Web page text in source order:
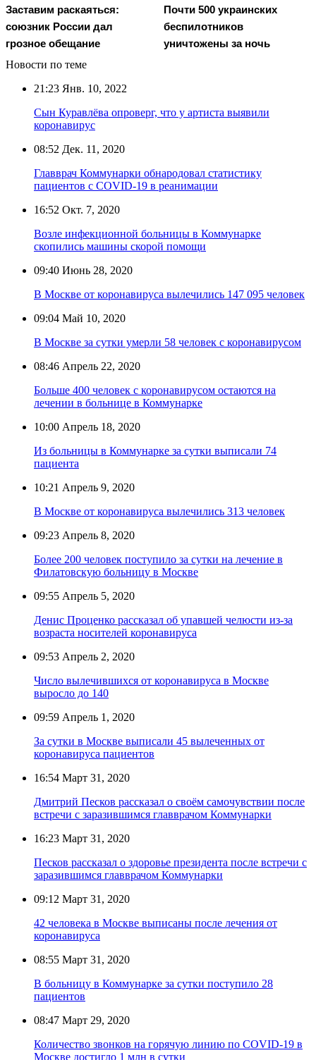
Заставим раскаяться:
союзник России дал
грозное обещание
Почти 500 украинских
беспилотников
уничтожены за ночь
Новости по теме
21:23 Янв. 10, 2022
Сын Куравлёва опроверг, что у артиста выявили
коронавирус
08:52 Дек. 11, 2020
Главврач Коммунарки обнародовал статистику
пациентов с COVID-19 в реанимации
16:52 Окт. 7, 2020
Возле инфекционной больницы в Коммунарке
скопились машины скорой помощи
09:40 Июнь 28, 2020
В Москве от коронавируса вылечились 147 095 человек
09:04 Май 10, 2020
В Москве за сутки умерли 58 человек с коронавирусом
08:46 Апрель 22, 2020
Больше 400 человек с коронавирусом остаются на
лечении в больнице в Коммунарке
10:00 Апрель 18, 2020
Из больницы в Коммунарке за сутки выписали 74
пациента
10:21 Апрель 9, 2020
В Москве от коронавируса вылечились 313 человек
09:23 Апрель 8, 2020
Более 200 человек поступило за сутки на лечение в
Филатовскую больницу в Москве
09:55 Апрель 5, 2020
Денис Проценко рассказал об упавшей челюсти из-за
возраста носителей коронавируса
09:53 Апрель 2, 2020
Число вылечившихся от коронавируса в Москве
выросло до 140
09:59 Апрель 1, 2020
За сутки в Москве выписали 45 вылеченных от
коронавируса пациентов
16:54 Март 31, 2020
Дмитрий Песков рассказал о своём самочувствии после
встречи с заразившимся главврачом Коммунарки
16:23 Март 31, 2020
Песков рассказал о здоровье президента после встречи с
заразившимся главврачом Коммунарки
09:12 Март 31, 2020
42 человека в Москве выписаны после лечения от
коронавируса
08:55 Март 31, 2020
В больницу в Коммунарке за сутки поступило 28
пациентов
08:47 Март 29, 2020
Количество звонков на горячую линию по COVID-19 в
Москве достигло 1 млн в сутки